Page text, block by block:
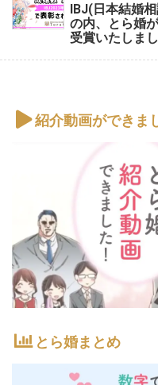
IBJ(日本結婚
の内、とら婚
受賞いたしま
紹介動画ができま
とら婚まとめ